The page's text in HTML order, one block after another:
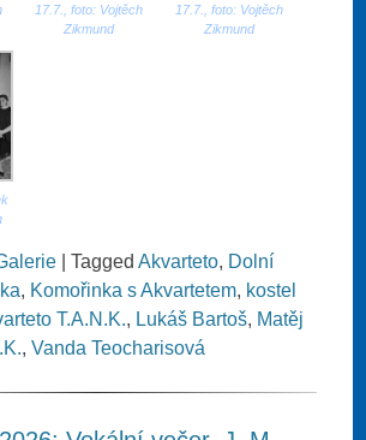
17.7., foto: Vojtěch
Zikmund
17.7., foto: Vojtěch
Zikmund
|TaggedAkvarteto, Dolní
, Komořinka s Akvartetem, kostel
T.A.N.K., Lukáš Bartoš, Matěj
,Vanda Teocharisová